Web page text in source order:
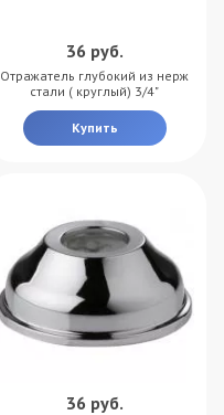
36 руб.
Отражатель глубокий из нерж
стали ( круглый) 3/4"
Купить
36 руб.